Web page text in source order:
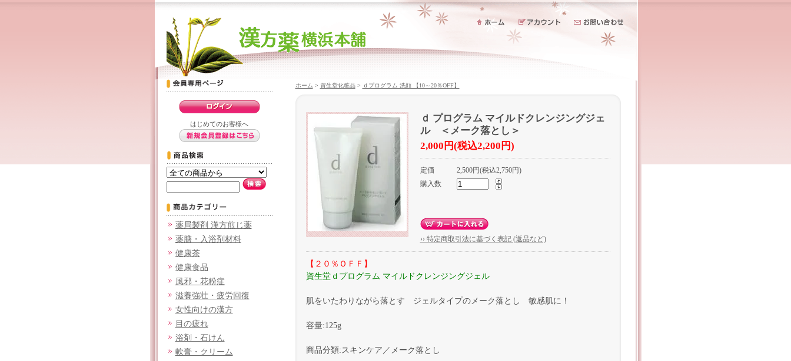
はじめてのお客様へ
薬局製剤 漢方煎じ薬
薬膳・入浴剤材料
健康茶
健康食品
風邪・花粉症
滋養強壮・疲労回復
女性向けの漢方
目の疲れ
浴剤・石けん
軟膏・クリーム
ホーム > 資生堂化粧品> ｄプログラム 洗顔 【10～20％OFF】
ｄ プログラム マイルドクレンジングジェ
ル ＜メーク落とし＞
2,000円(税込2,200円)
定価
2,500円(税込2,750円)
購入数
›› 特定商取引法に基づく表記 (返品など)
【２０％ＯＦＦ】
資生堂ｄプログラム マイルドクレンジングジェル
肌をいたわりながら落とす ジェルタイプのメーク落とし 敏感肌に！
容量:125g
商品分類:スキンケア／メーク落とし